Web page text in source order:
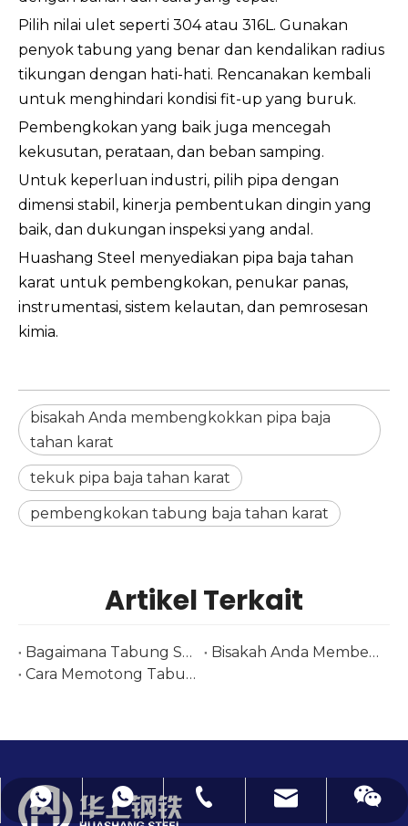
Pilih nilai ulet seperti 304 atau 316L. Gunakan
penyok tabung yang benar dan kendalikan radius
tikungan dengan hati-hati. Rencanakan kembali
untuk menghindari kondisi fit-up yang buruk.
Pembengkokan yang baik juga mencegah
kekusutan, perataan, dan beban samping.
Untuk keperluan industri, pilih pipa dengan
dimensi stabil, kinerja pembentukan dingin yang
baik, dan dukungan inspeksi yang andal.
Huashang Steel menyediakan pipa baja tahan
karat untuk pembengkokan, penukar panas,
instrumentasi, sistem kelautan, dan pemrosesan
kimia.
bisakah Anda membengkokkan pipa baja
tahan karat
tekuk pipa baja tahan karat
pembengkokan tabung baja tahan karat
Artikel Terkait
Bagaimana Tabung Stainless Steel Dibuat
Bisakah Anda Membengkokkan Tabung Stainless Steel
Cara Memotong Tabung Stainless Steel
+8613777773238
+86-577-86383608
mimi@hsfitting.com